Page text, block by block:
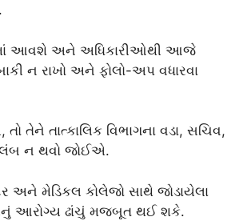
આવશે અને અધિકારીઓથી આજે
ન રાખો અને ફોલો-અપ વધારવા
તેને તાત્કાલિક વિભાગના વડા, સચિવ,
ન થવો જોઈએ.
મેડિકલ કોલેજો સાથે જોડાયેલા
આરોગ્ય ઢાંચું મજબૂત થઈ શકે.